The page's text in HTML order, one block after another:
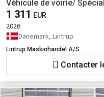
Véhicule de voirie/
1 311 EUR
2026
Danemark, Lintrup
Lintrup Maskinhandel A/S
Contacter